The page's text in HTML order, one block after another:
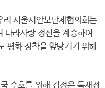
서울시안보단체협의회는
나라사랑 정신을 계승하여
평화 정착을 앞당기기 위해
수호를 위해 김정은 독재정